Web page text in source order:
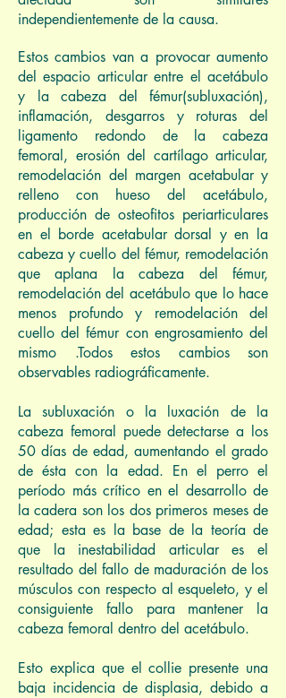
independientemente de la causa.
Estos cambios van a provocar aumento
del espacio articular entre el acetábulo
y la cabeza del fémur(subluxación),
inflamación, desgarros y roturas del
ligamento redondo de la cabeza
femoral, erosión del cartílago articular,
remodelación del margen acetabular y
relleno con hueso del acetábulo,
producción de osteofitos periarticulares
en el borde acetabular dorsal y en la
cabeza y cuello del fémur, remodelación
que aplana la cabeza del fémur,
remodelación del acetábulo que lo hace
menos profundo y remodelación del
cuello del fémur con engrosamiento del
mismo .Todos estos cambios son
observables radiográficamente.
La subluxación o la luxación de la
cabeza femoral puede detectarse a los
50 días de edad, aumentando el grado
de ésta con la edad. En el perro el
período más crítico en el desarrollo de
la cadera son los dos primeros meses de
edad; esta es la base de la teoría de
que la inestabilidad articular es el
resultado del fallo de maduración de los
músculos con respecto al esqueleto, y el
consiguiente fallo para mantener la
cabeza femoral dentro del acetábulo.
Esto explica que el collie presente una
baja incidencia de displasia, debido a